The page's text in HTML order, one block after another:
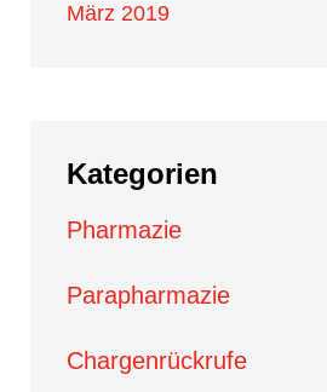
März 2019
Kategorien
Pharmazie
Parapharmazie
Chargenrückrufe